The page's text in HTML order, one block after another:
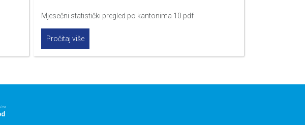
Mjesečni statistički pregled po kantonima 10.pdf
Pročitaj više